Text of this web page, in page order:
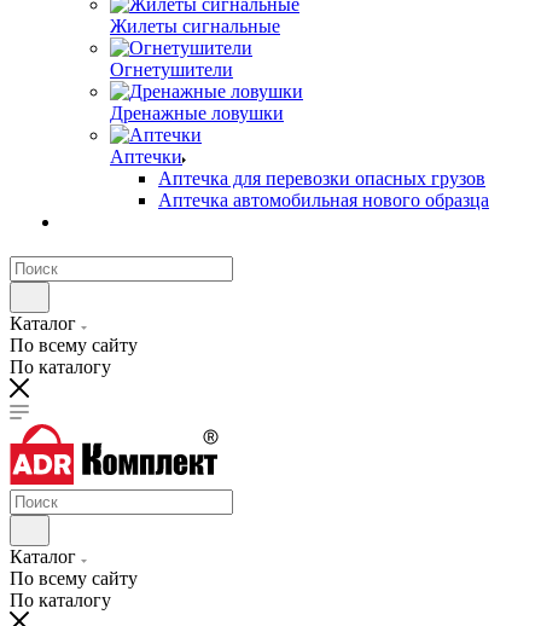
Жилеты сигнальные
Огнетушители
Дренажные ловушки
Аптечки
Аптечка для перевозки опасных грузов
Аптечка автомобильная нового образца
Каталог
По всему сайту
По каталогу
Каталог
По всему сайту
По каталогу